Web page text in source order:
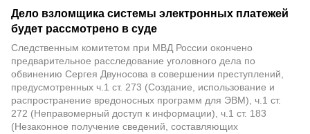
Дело взломщика системы электронных платежей
будет рассмотрено в суде
Следственным комитетом при МВД России окончено
предварительное расследование уголовного дела по
обвинению Сергея Двуносова в совершении преступлений,
предусмотренных ч.1 ст. 273 (Создание, использование и
распространение вредоносных программ для ЭВМ), ч.1 ст.
272 (Неправомерный доступ к информации), ч.1 ст. 183
(Незаконное получение сведений, составляющих